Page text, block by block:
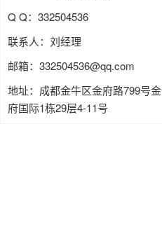
Q Q：332504536
联系人：刘经理
邮箱： 332504536@qq.com
地址：成都金牛区金府路799号金
府国际1栋29层4-11号